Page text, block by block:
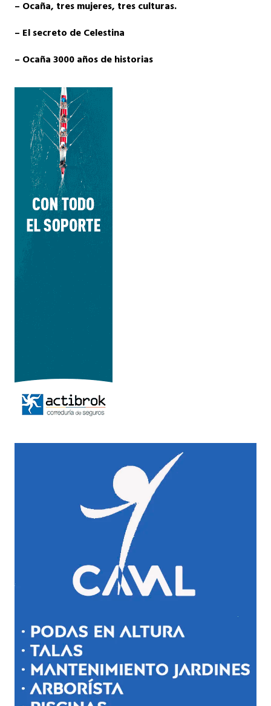
– Ocaña, tres mujeres, tres culturas.
– El secreto de Celestina
– Ocaña 3000 años de historias